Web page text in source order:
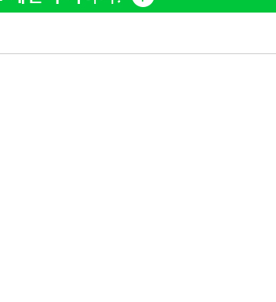
4
허지웅 "우리가 지지
5
김혜수 "우린 돈 받